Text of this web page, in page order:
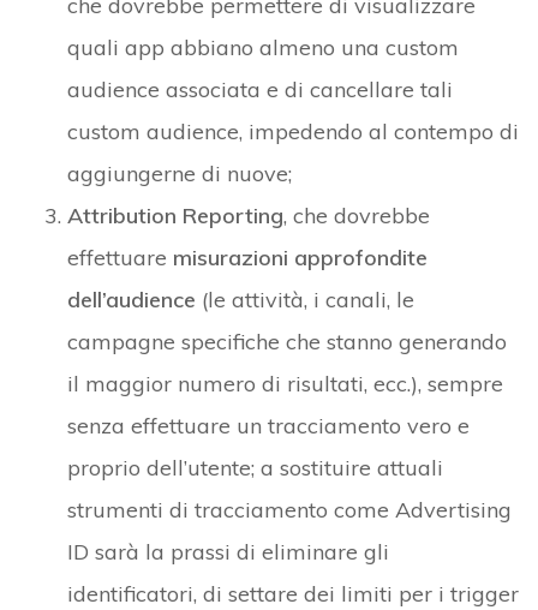
quali app abbiano almeno una custom
audience associata e di cancellare tali
custom audience, impedendo al contempo di
aggiungerne di nuove;
Attribution Reporting, che dovrebbe
effettuare misurazioni approfondite
dell’audience (le attività, i canali, le
campagne specifiche che stanno generando
il maggior numero di risultati, ecc.), sempre
senza effettuare un tracciamento vero e
proprio dell’utente; a sostituire attuali
strumenti di tracciamento come Advertising
ID sarà la prassi di eliminare gli
identificatori, di settare dei limiti per i trigger